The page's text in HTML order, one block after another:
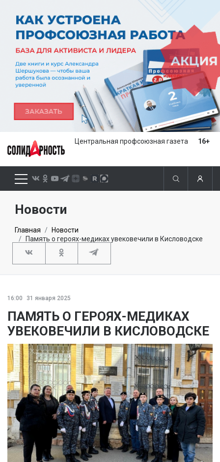
Центральная профсоюзная газета 16+
Новости
Главная
Новости
Память о героях-медиках увековечили в Кисловодске
16:00 31 января 2025
ПАМЯТЬ О ГЕРОЯХ-МЕДИКАХ
УВЕКОВЕЧИЛИ В КИСЛОВОДСКЕ